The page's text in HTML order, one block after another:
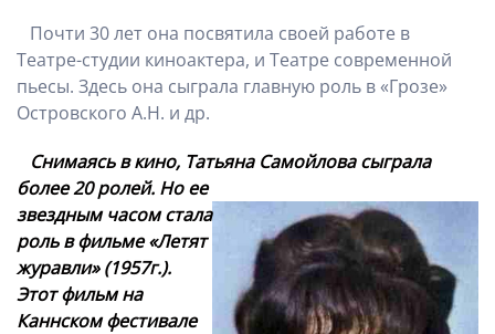
Почти 30 лет она посвятила своей работе в
Театре-студии киноактера, и Театре современной
пьесы. Здесь она сыграла главную роль в «Грозе»
Островского А.Н. и др.
Снимаясь в кино, Татьяна Самойлова сыграла
более 20 ролей. Но ее
звездным часом стала
роль в фильме «Летят
журавли» (1957г.).
Этот фильм на
Каннском фестивале